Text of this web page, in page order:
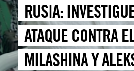
RUSIA:
ATAQUE CONTRA
MILASHINA Y